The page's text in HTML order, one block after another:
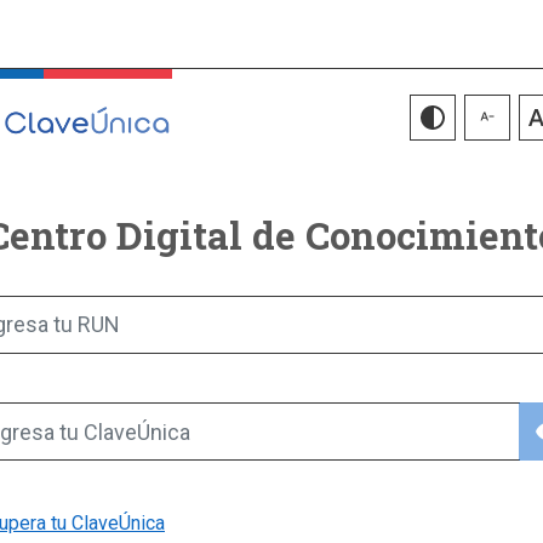
Digital de
tu RUN
tu ClaveÚnica
tu ClaveÚnica